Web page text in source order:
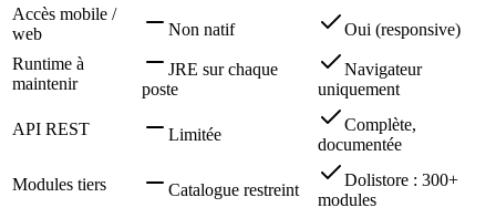
Accès mobile /
web
Non natif
Oui (responsive)
Runtime à
maintenir
JRE sur chaque
poste
Navigateur
uniquement
API REST Limitée
Complète,
documentée
Modules tiers Catalogue restreint
Dolistore : 300+
modules